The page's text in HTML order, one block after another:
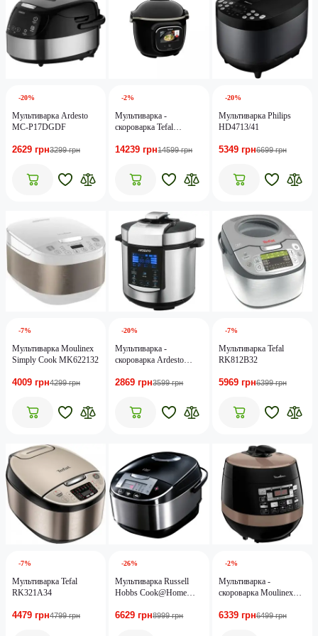
-20%
Мультиварка Ardesto
MC-P17DGDF
2629 грн3299 грн
-2%
Мультиварка -
cкороварка Tefal
CY912830
14239 грн14599 грн
-20%
Мультиварка Philips
HD4713/41
5349 грн6699 грн
-7%
Мультиварка Moulinex
Simply Cook MK622132
4009 грн4299 грн
-20%
Мультиварка -
cкороварка Ardesto
2869 грн3599 грн
-7%
Мультиварка Tefal
RK812B32
5969 грн6399 грн
-7%
Мультиварка Tefal
RK321A34
4479 грн4799 грн
-26%
Мультиварка Russell
Hobbs Cook@Home
6629 грн8999 грн
-2%
Мультиварка -
cкороварка Moulinex
6339 грн6499 грн